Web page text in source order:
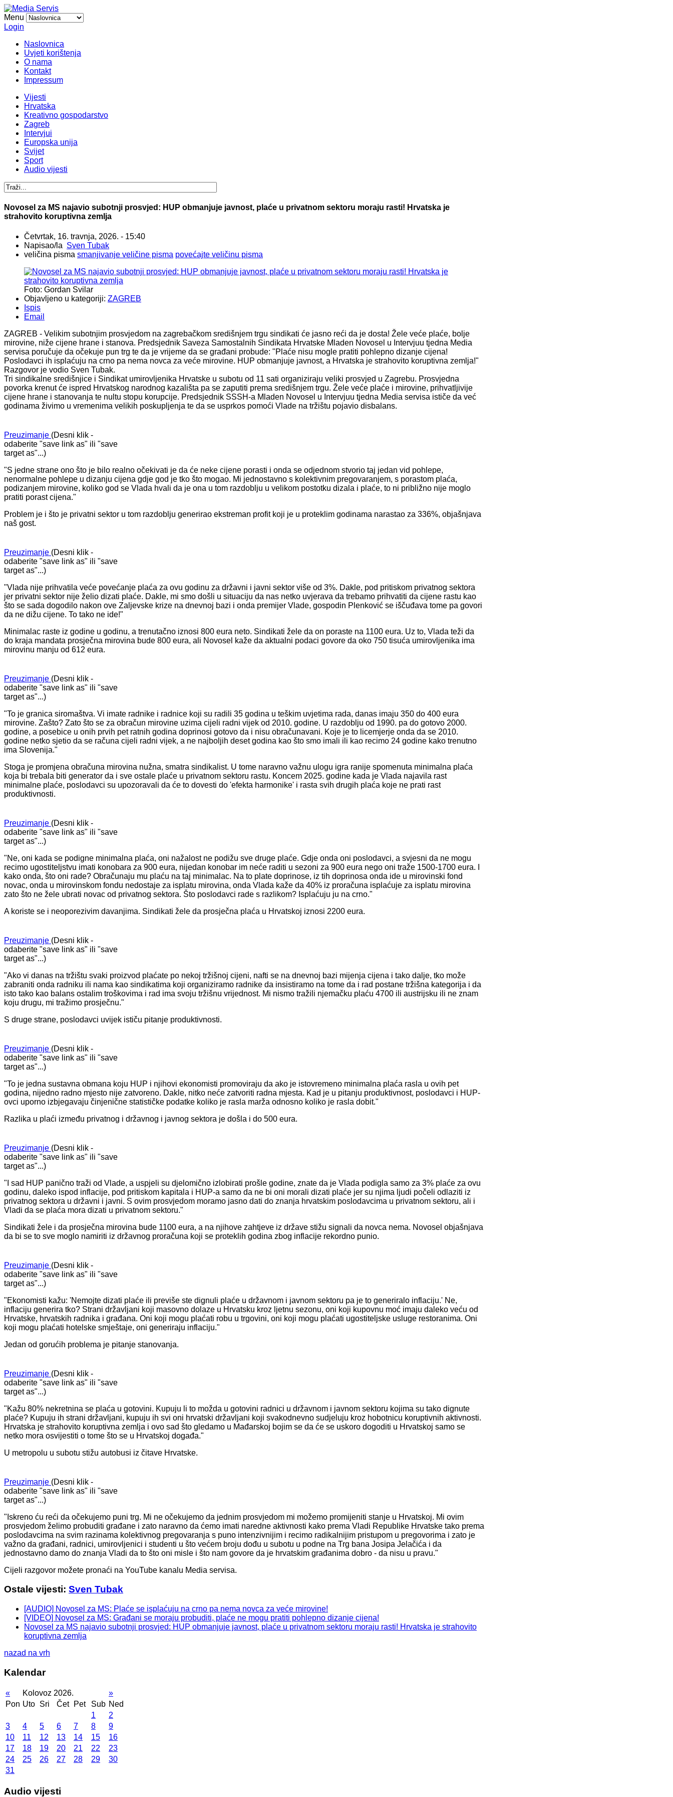
Menu
Login
Naslovnica
Uvjeti korištenja
O nama
Kontakt
Impressum
Vijesti
Hrvatska
Kreativno gospodarstvo
Zagreb
Intervjui
Europska unija
Svijet
Sport
Audio vijesti
Novosel za MS najavio subotnji prosvjed: HUP obmanjuje javnost, plaće u privatnom sektoru moraju rasti! Hrvatska je
strahovito koruptivna zemlja
Četvrtak, 16. travnja, 2026. - 15:40
Napisao/la Sven Tubak
veličina pisma smanjivanje veličine pisma povećajte veličinu pisma
Foto: Gordan Svilar
Objavljeno u kategoriji: ZAGREB
Ispis
Email
ZAGREB - Velikim subotnjim prosvjedom na zagrebačkom središnjem trgu sindikati će jasno reći da je dosta! Žele veće plaće, bolje
mirovine, niže cijene hrane i stanova. Predsjednik Saveza Samostalnih Sindikata Hrvatske Mladen Novosel u Intervjuu tjedna Media
servisa poručuje da očekuje pun trg te da je vrijeme da se građani probude: "Plaće nisu mogle pratiti pohlepno dizanje cijena!
Poslodavci ih isplaćuju na crno pa nema novca za veće mirovine. HUP obmanjuje javnost, a Hrvatska je strahovito koruptivna zemlja!"
Razgovor je vodio Sven Tubak.
Tri sindikalne središnjice i Sindikat umirovljenika Hrvatske u subotu od 11 sati organiziraju veliki prosvjed u Zagrebu. Prosvjedna
povorka krenut će ispred Hrvatskog narodnog kazališta pa se zaputiti prema središnjem trgu. Žele veće plaće i mirovine, prihvatljivije
cijene hrane i stanovanja te nultu stopu korupcije. Predsjednik SSSH-a Mladen Novosel u Intervjuu tjedna Media servisa ističe da već
godinama živimo u vremenima velikih poskupljenja te da se usprkos pomoći Vlade na tržištu pojavio disbalans.
Preuzimanje (Desni klik -
odaberite "save link as" ili "save
target as"...)
"S jedne strane ono što je bilo realno očekivati je da će neke cijene porasti i onda se odjednom stvorio taj jedan vid pohlepe,
nenormalne pohlepe u dizanju cijena gdje god je tko što mogao. Mi jednostavno s kolektivnim pregovaranjem, s porastom plaća,
podizanjem mirovine, koliko god se Vlada hvali da je ona u tom razdoblju u velikom postotku dizala i plaće, to ni približno nije moglo
pratiti porast cijena."
​Problem je i što je privatni sektor u tom razdoblju generirao ekstreman profit koji je u proteklim godinama narastao za 336%, objašnjava
naš gost.
Preuzimanje (Desni klik -
odaberite "save link as" ili "save
target as"...)
"Vlada nije prihvatila veće povećanje plaća za ovu godinu za državni i javni sektor više od 3%. Dakle, pod pritiskom privatnog sektora
jer privatni sektor nije želio dizati plaće. Dakle, mi smo došli u situaciju da nas netko uvjerava da trebamo prihvatiti da cijene rastu kao
što se sada dogodilo nakon ove Zaljevske krize na dnevnoj bazi i onda premijer Vlade, gospodin Plenković se iščuđava tome pa govori
da ne dižu cijene. To tako ne ide!"
Minimalac raste iz godine u godinu, a trenutačno iznosi 800 eura neto. Sindikati žele da on poraste na 1100 eura. Uz to, Vlada teži da
do kraja mandata prosječna mirovina bude 800 eura, ali Novosel kaže da aktualni podaci govore da oko 750 tisuća umirovljenika ima
mirovinu manju od 612 eura.
Preuzimanje (Desni klik -
odaberite "save link as" ili "save
target as"...)
"To je granica siromaštva. Vi imate radnike i radnice koji su radili 35 godina u teškim uvjetima rada, danas imaju 350 do 400 eura
mirovine. Zašto? Zato što se za obračun mirovine uzima cijeli radni vijek od 2010. godine. U razdoblju od 1990. pa do gotovo 2000.
godine, a posebice u onih prvih pet ratnih godina doprinosi gotovo da i nisu obračunavani. Koje je to licemjerje onda da se 2010.
godine netko sjetio da se računa cijeli radni vijek, a ne najboljih deset godina kao što smo imali ili kao recimo 24 godine kako trenutno
ima Slovenija."
Stoga je promjena obračuna mirovina nužna, smatra sindikalist. U tome naravno važnu ulogu igra ranije spomenuta minimalna plaća
koja bi trebala biti generator da i sve ostale plaće u privatnom sektoru rastu. Koncem 2025. godine kada je Vlada najavila rast
minimalne plaće, poslodavci su upozoravali da će to dovesti do 'efekta harmonike' i rasta svih drugih plaća koje ne prati rast
produktivnosti.
Preuzimanje (Desni klik -
odaberite "save link as" ili "save
target as"...)
"Ne, oni kada se podigne minimalna plaća, oni nažalost ne podižu sve druge plaće. Gdje onda oni poslodavci, a svjesni da ne mogu
recimo ugostiteljstvu imati konobara za 900 eura, nijedan konobar im neće raditi u sezoni za 900 eura nego oni traže 1500-1700 eura. I
kako onda, što oni rade? Obračunaju mu plaću na taj minimalac. Na to plate doprinose, iz tih doprinosa onda ide u mirovinski fond
novac, onda u mirovinskom fondu nedostaje za isplatu mirovina, onda Vlada kaže da 40% iz proračuna isplaćuje za isplatu mirovina
zato što ne žele ubrati novac od privatnog sektora. Što poslodavci rade s razlikom? Isplaćuju ju na crno."
A koriste se i neoporezivim davanjima. Sindikati žele da prosječna plaća u Hrvatskoj iznosi 2200 eura.
Preuzimanje (Desni klik -
odaberite "save link as" ili "save
target as"...)
"Ako vi danas na tržištu svaki proizvod plaćate po nekoj tržišnoj cijeni, nafti se na dnevnoj bazi mijenja cijena i tako dalje, tko može
zabraniti onda radniku ili nama kao sindikatima koji organiziramo radnike da insistiramo na tome da i rad postane tržišna kategorija i da
isto tako kao balans ostalim troškovima i rad ima svoju tržišnu vrijednost. Mi nismo tražili njemačku plaću 4700 ili austrijsku ili ne znam
koju drugu, mi tražimo prosječnu."
S druge strane, poslodavci uvijek ističu pitanje produktivnosti.
Preuzimanje (Desni klik -
odaberite "save link as" ili "save
target as"...)
"To je jedna sustavna obmana koju HUP i njihovi ekonomisti promoviraju da ako je istovremeno minimalna plaća rasla u ovih pet
godina, nijedno radno mjesto nije zatvoreno. Dakle, nitko neće zatvoriti radna mjesta. Kad je u pitanju produktivnost, poslodavci i HUP-
ovci uporno izbjegavaju činjenične statističke podatke koliko je rasla marža odnosno koliko je rasla dobit."
Razlika u plaći između privatnog i državnog i javnog sektora je došla i do 500 eura.
Preuzimanje (Desni klik -
odaberite "save link as" ili "save
target as"...)
"I sad HUP panično traži od Vlade, a uspjeli su djelomično izlobirati prošle godine, znate da je Vlada podigla samo za 3% plaće za ovu
godinu, daleko ispod inflacije, pod pritiskom kapitala i HUP-a samo da ne bi oni morali dizati plaće jer su njima ljudi počeli odlaziti iz
privatnog sektora u državni i javni. S ovim prosvjedom moramo jasno dati do znanja hrvatskim poslodavcima u privatnom sektoru, ali i
Vladi da se plaća mora dizati u privatnom sektoru."
Sindikati žele i da prosječna mirovina bude 1100 eura, a na njihove zahtjeve iz države stižu signali da novca nema. Novosel objašnjava
da bi se to sve moglo namiriti iz državnog proračuna koji se proteklih godina zbog inflacije rekordno punio.
Preuzimanje (Desni klik -
odaberite "save link as" ili "save
target as"...)
"Ekonomisti kažu: 'Nemojte dizati plaće ili previše ste dignuli plaće u državnom i javnom sektoru pa je to generiralo inflaciju.' Ne,
inflaciju generira tko? Strani državljani koji masovno dolaze u Hrvatsku kroz ljetnu sezonu, oni koji kupovnu moć imaju daleko veću od
Hrvatske, hrvatskih radnika i građana. Oni koji mogu plaćati robu u trgovini, oni koji mogu plaćati ugostiteljske usluge restoranima. Oni
koji mogu plaćati hotelske smještaje, oni generiraju inflaciju."
Jedan od gorućih problema je pitanje stanovanja.
Preuzimanje (Desni klik -
odaberite "save link as" ili "save
target as"...)
"Kažu 80% nekretnina se plaća u gotovini. Kupuju li to možda u gotovini radnici u državnom i javnom sektoru kojima su tako dignute
plaće? Kupuju ih strani državljani, kupuju ih svi oni hrvatski državljani koji svakodnevno sudjeluju kroz hobotnicu koruptivnih aktivnosti.
Hrvatska je strahovito koruptivna zemlja i ovo sad što gledamo u Mađarskoj bojim se da će se uskoro dogoditi u Hrvatskoj samo se
netko mora osvijestiti o tome što se u Hrvatskoj događa."
U metropolu u subotu stižu autobusi iz čitave Hrvatske.
Preuzimanje (Desni klik -
odaberite "save link as" ili "save
target as"...)
"Iskreno ću reći da očekujemo puni trg. Mi ne očekujemo da jednim prosvjedom mi možemo promijeniti stanje u Hrvatskoj. Mi ovim
prosvjedom želimo probuditi građane i zato naravno da ćemo imati naredne aktivnosti kako prema Vladi Republike Hrvatske tako prema
poslodavcima na svim razinama kolektivnog pregovaranja s puno intenzivnijim i recimo radikalnijim pristupom u pregovorima i zato je
važno da građani, radnici, umirovljenici i studenti u što većem broju dođu u subotu u podne na Trg bana Josipa Jelačića i da
jednostavno damo do znanja Vladi da to što oni misle i što nam govore da je hrvatskim građanima dobro - da nisu u pravu."
Cijeli razgovor možete pronaći na YouTube kanalu Media servisa.
Ostale vijesti: Sven Tubak
[AUDIO] Novosel za MS: Plaće se isplaćuju na crno pa nema novca za veće mirovine!
[VIDEO] Novosel za MS: Građani se moraju probuditi, plaće ne mogu pratiti pohlepno dizanje cijena!
Novosel za MS najavio subotnji prosvjed: HUP obmanjuje javnost, plaće u privatnom sektoru moraju rasti! Hrvatska je strahovito
koruptivna zemlja
nazad na vrh
Kalendar
« Kolovoz 2026.
»
Pon Uto Sri Čet Pet Sub Ned
1
2
3
4 5 6 7 8
9
10
11 12 13 14 15
16
17
18 19 20 21 22
23
24
25 26 27 28 29
30
31
Audio vijesti